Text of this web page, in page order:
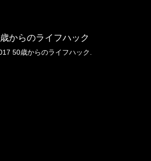
からのライフハック
50歳からのライフハック.